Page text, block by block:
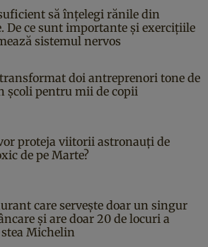
să înțelegi rănile din
De ce sunt importante și exercițiile
sistemul nervos
doi antreprenori tone de
școli pentru mii de copii
proteja viitorii astronauți de
de pe Marte?
care servește doar un singur
și are doar 20 de locuri a
Michelin